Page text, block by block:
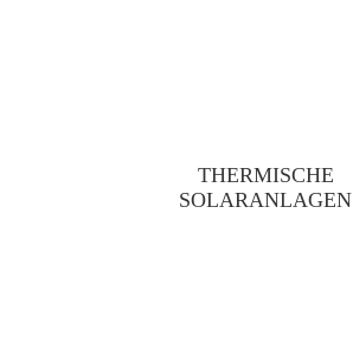
THERMISCHE
SOLARANLAGEN